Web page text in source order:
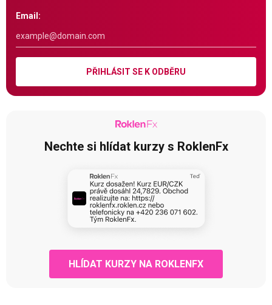
Email:
PŘIHLÁSIT SE K ODBĚRU
Nechte si hlídat kurzy s RoklenFx
HLÍDAT KURZY NA ROKLENFX